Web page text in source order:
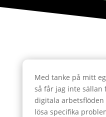
Med tanke på mitt
så får jag inte sällan
digitala
lösa specifika